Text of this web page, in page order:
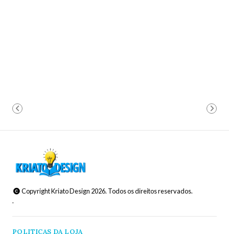
Copyright Kriato Design 2026. Todos os direitos reservados.
.
POLITICAS DA LOJA